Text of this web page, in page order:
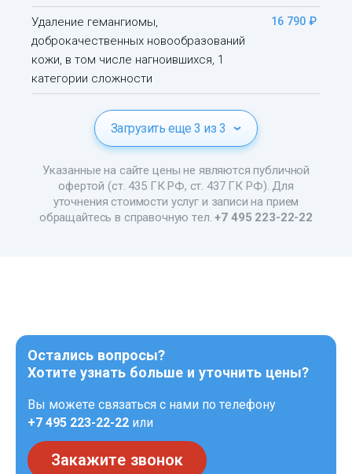
Удаление гемангиомы,
доброкачественных новообразований
кожи, в том числе нагноившихся, 1
категории сложности
16 790 ₽
Загрузить еще 3 из 3
Указанные на сайте цены не являются публичной
офертой (ст. 435 ГК РФ, ст. 437 ГК РФ). Для
уточнения стоимости услуг и записи на прием
обращайтесь в справочную тел.+7 495 223-22-22
Остались вопросы?
Хотите узнать больше и уточнить цены?
Вы можете связаться с нами по телефону
+7 495 223-22-22 или
Закажите звонок